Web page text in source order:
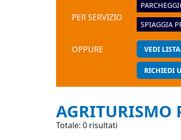
PER SERVIZIO
SPIAGGIA
OPPURE VEDI
RICHIEDI
AGRITURISMO
Totale: 0 risultati